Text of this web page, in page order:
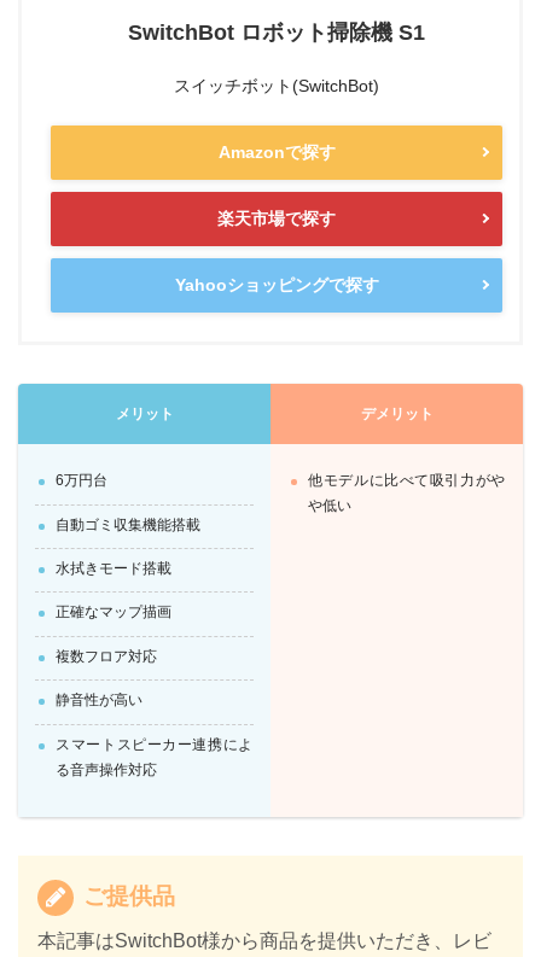
SwitchBot ロボット掃除機 S1
スイッチボット(SwitchBot)
Amazonで探す
楽天市場で探す
Yahooショッピングで探す
メリット
6万円台
自動ゴミ収集機能搭載
水拭きモード搭載
正確なマップ描画
複数フロア対応
静音性が高い
スマートスピーカー連携によ
る音声操作対応
デメリット
他モデルに比べて吸引力がや
や低い
ご提供品
本記事はSwitchBot様から商品を提供いただき、レビ